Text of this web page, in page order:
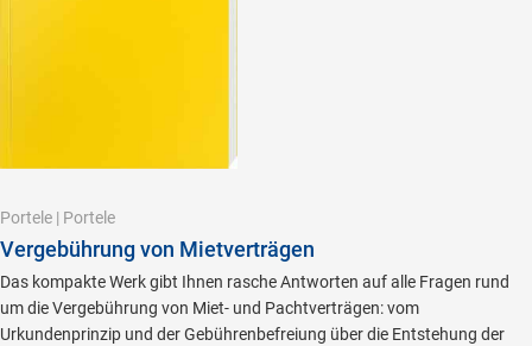
Portele | Portele
Vergebührung von Mietverträgen
Das kompakte Werk gibt Ihnen rasche Antworten auf alle Fragen rund
um die Vergebührung von Miet- und Pachtverträgen: vom
Urkundenprinzip und der Gebührenbefreiung über die Entstehung der